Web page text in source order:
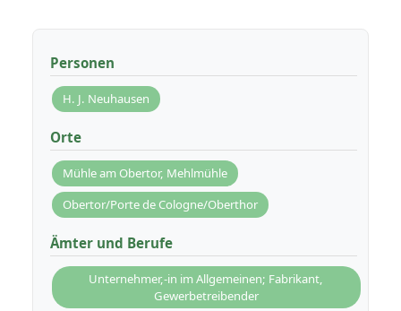
Personen
H. J. Neuhausen
Orte
Mühle am Obertor, Mehlmühle
Obertor/Porte de Cologne/Oberthor
Ämter und Berufe
Unternehmer,-in im Allgemeinen; Fabrikant,
Gewerbetreibender